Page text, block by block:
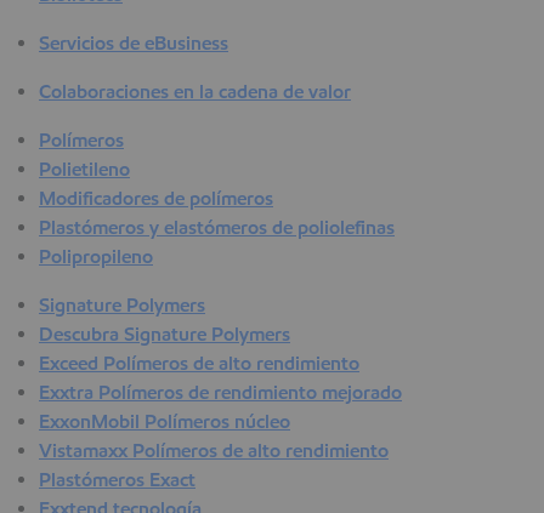
Servicios de eBusiness
Colaboraciones en la cadena de valor
Polímeros
Polietileno
Modificadores de polímeros
Plastómeros y elastómeros de poliolefinas
Polipropileno
Signature Polymers
Descubra Signature Polymers
Exceed Polímeros de alto rendimiento
Exxtra Polímeros de rendimiento mejorado
ExxonMobil Polímeros núcleo
Vistamaxx Polímeros de alto rendimiento
Plastómeros Exact